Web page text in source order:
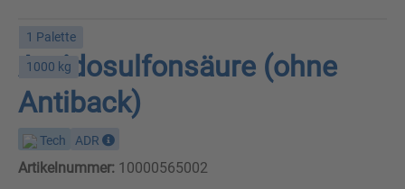
1 Palette
1000 kg
Amidosulfonsäure (ohne
Antiback)
Tech ADR
Artikelnummer: 10000565002